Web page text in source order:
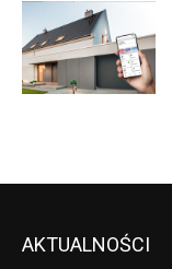
AKTUALNOŚCI